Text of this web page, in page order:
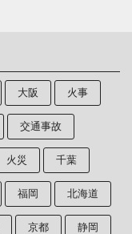
大阪 火事
交通事故
火災 千葉
福岡 北海道
京都 静岡